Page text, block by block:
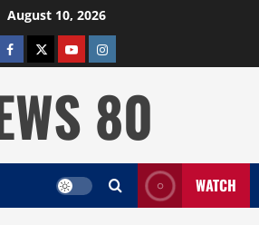
August 10, 2026
facebooktwitterYOUTUBE
instagram
80
WATCH